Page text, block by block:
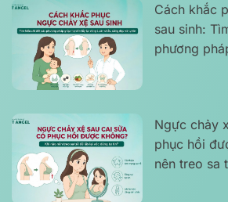
Cách khắc
sau sinh:
phương
Ngực chảy
phục hồi
nên treo sa